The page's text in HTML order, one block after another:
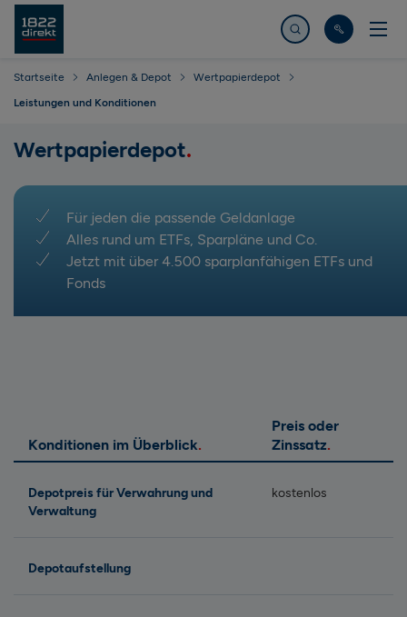
Jetzt suchen
Startseite Anlegen & Depot
Wertpapierdepot
Leistungen und Konditionen
Wertpapierdepot
Für jeden die passende Geldanlage
Alles rund um ETFs, Sparpläne und Co.
Jetzt mit über 4.500 sparplanfähigen ETFs und
Fonds
Konditionen im Überblick
Preis oder
Zinssatz
Depotpreis für Verwahrung und
Verwaltung
kostenlos
Depotaufstellung